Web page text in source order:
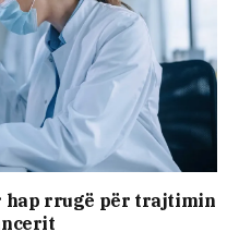
hap rrugë për trajtimin